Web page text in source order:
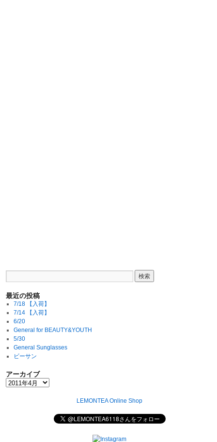
最近の投稿
7/18 【入荷】
7/14 【入荷】
6/20
General for BEAUTY&YOUTH
5/30
General Sunglasses
ビーサン
アーカイブ
LEMONTEA Online Shop